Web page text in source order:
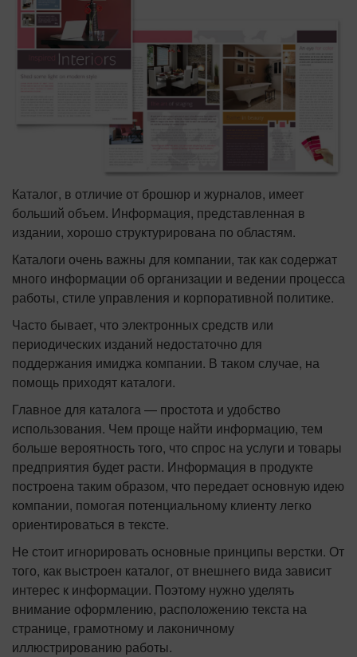
Каталог, в отличие от брошюр и журналов, имеет
больший объем. Информация, представленная в
издании, хорошо структурирована по областям.
Каталоги очень важны для компании, так как содержат
много информации об организации и ведении процесса
работы, стиле управления и корпоративной политике.
Часто бывает, что электронных средств или
периодических изданий недостаточно для
поддержания имиджа компании. В таком случае, на
помощь приходят каталоги.
Главное для каталога — простота и удобство
использования. Чем проще найти информацию, тем
больше вероятность того, что спрос на услуги и товары
предприятия будет расти. Информация в продукте
построена таким образом, что передает основную идею
компании, помогая потенциальному клиенту легко
ориентироваться в тексте.
Не стоит игнорировать основные принципы верстки. От
того, как выстроен каталог, от внешнего вида зависит
интерес к информации. Поэтому нужно уделять
внимание оформлению, расположению текста на
странице, грамотному и лаконичному
иллюстрированию работы.